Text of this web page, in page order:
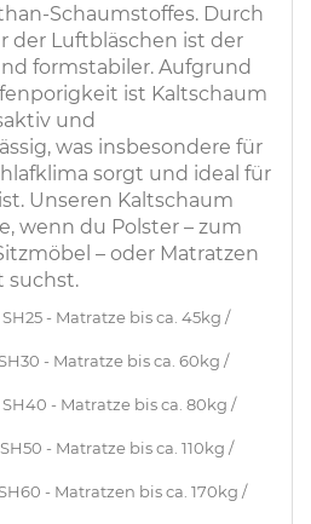
Schaumstoffes. Durch
der Luftbläschen ist der
formstabiler. Aufgrund
ist Kaltschaum
und
was insbesondere für
sorgt und ideal für
Unseren Kaltschaum
wenn du Polster – zum
– oder Matratzen
suchst.
- Matratze bis ca. 45kg /
- Matratze bis ca. 60kg /
- Matratze bis ca. 80kg /
- Matratze bis ca. 110kg /
- Matratzen bis ca. 170kg /